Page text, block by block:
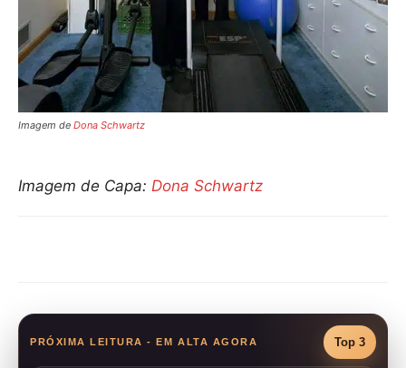
Imagem de Dona Schwartz
Imagem de Capa: Dona Schwartz
PRÓXIMA LEITURA - EM ALTA AGORA Top 3